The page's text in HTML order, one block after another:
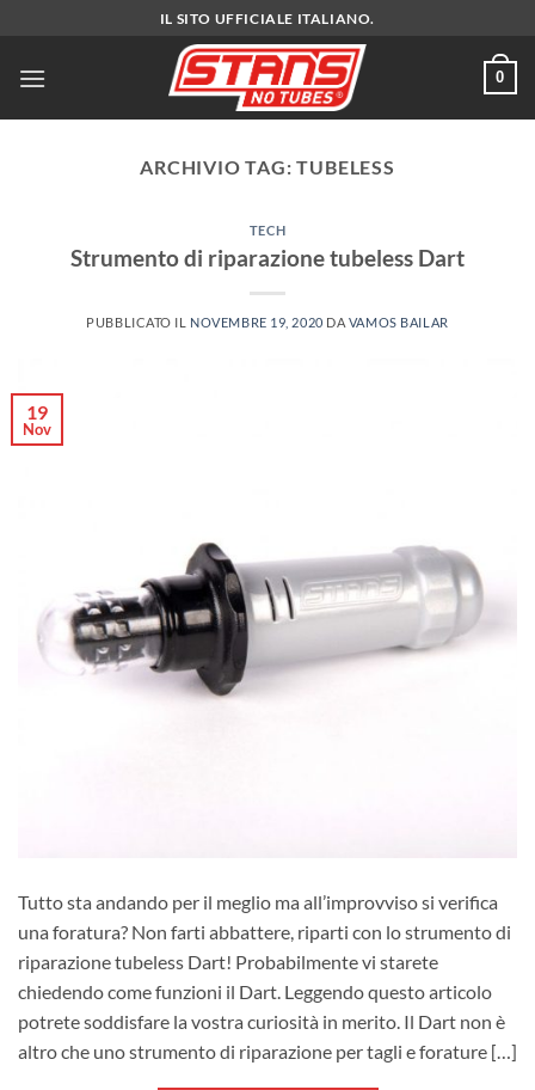
contenuti
IL SITO UFFICIALE ITALIANO.
0
ARCHIVIO TAG:TUBELESS
TECH
Strumento di riparazione tubeless Dart
PUBBLICATO IL NOVEMBRE 19, 2020 DA VAMOS BAILAR
19
Nov
Tutto sta andando per il meglio ma all’improvviso si verifica
una foratura? Non farti abbattere, riparti con lo strumento di
riparazione tubeless Dart! Probabilmente vi starete
chiedendo come funzioni il Dart. Leggendo questo articolo
potrete soddisfare la vostra curiosità in merito. Il Dart non è
altro che uno strumento di riparazione per tagli e forature […]